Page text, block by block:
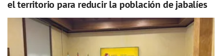
el territorio para reducir la población de jabalíes